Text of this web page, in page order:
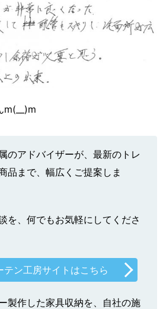
m(__)m
のアドバイザーが、最新のトレ
品まで、幅広くご提案しま
を、何でもお気軽にしてくださ
ン工房サイトはこちら
製作した家具収納を、自社の施